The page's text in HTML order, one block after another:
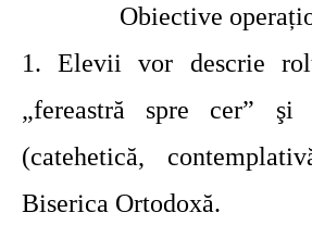
Obiective
1. Elevii vor descrie
„fereastră spre cer” şi
(catehetică,
Biserica Ortodoxă.